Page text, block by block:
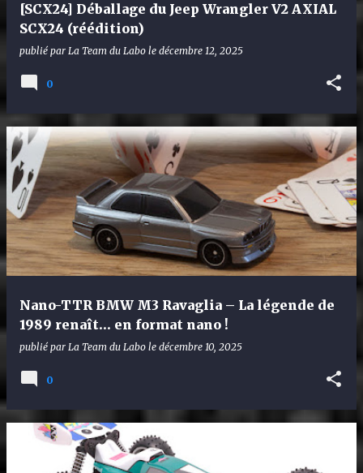
[SCX24] Déballage du Jeep Wrangler V2 AXIAL
SCX24 (réédition)
publié par La Team du Labo le décembre 12, 2025
0
Nano-TTR BMW M3 Ravaglia – La légende de
1989 renaît… en format nano !
publié par La Team du Labo le décembre 10, 2025
0